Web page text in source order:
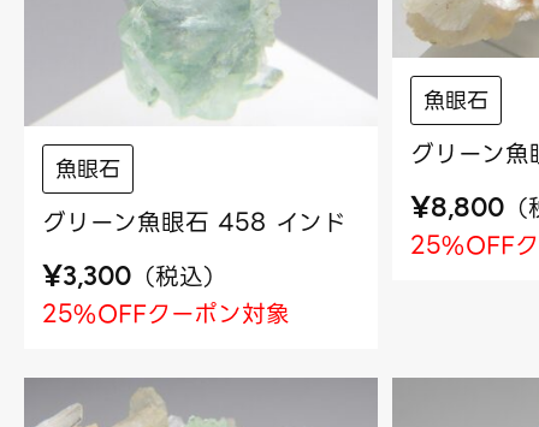
魚眼石
グリーン魚眼石 458 インド
¥3,300 （税込）
25%OFFクーポン対象
魚眼石
グリーン
¥8,800 （
25%OFF